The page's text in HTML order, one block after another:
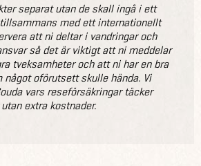
separat utan de skall ingå i ett
med ett internationellt
att ni deltar i vandringar och
så det är viktigt att ni meddelar
tveksamheter och att ni har en bra
något oförutsett skulle hända. Vi
vars reseförsäkringar täcker
extra kostnader.